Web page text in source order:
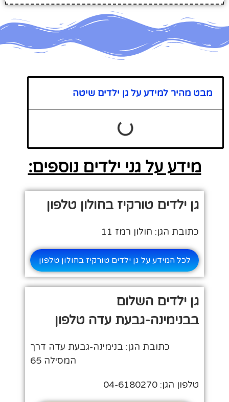
מבט מהיר למידע על גן ילדים שיטה
מידע על גני ילדים נוספים:
גן ילדים טורקיז בחולון טלפון
כתובת הגן: חולון רמז 11
לכל המידע על גן ילדים טורקיז בחולון טלפון
גן ילדים השלום
בבנימינה-גבעת עדה טלפון
כתובת הגן: בנימינה-גבעת עדה דרך
המסילה 65
טלפון הגן: 04-6180270